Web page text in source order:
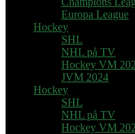
Europa League
Hockey
SHL
NHL på TV
Hockey VM
JVM 2024
Hockey
SHL
NHL på TV
Hockey VM